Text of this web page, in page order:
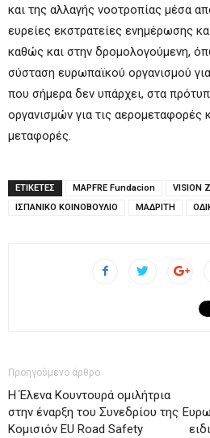
και της αλλαγής νοοτροπίας μέσα
ευρείες εκστρατείες ενημέρωσης
καθώς και στην δρομολογούμενη,
σύσταση ευρωπαϊκού οργανισμού
που σήμερα δεν υπάρχει, στα
οργανισμών για τις αερομεταφορές
μεταφορές.
ΕΤΙΚΕΤΕΣ MAPFRE Fundacion VISION
ΙΣΠΑΝΙΚΟ ΚΟΙΝΟΒΟΥΛΙΟ
ΜΑΔΡΙΤΗ
Προηγούμενο άρθρο
H Έλενα Κουντουρά ομιλήτρια
στην έναρξη του Συνεδρίου της
Κομισιόν EU Road Safety